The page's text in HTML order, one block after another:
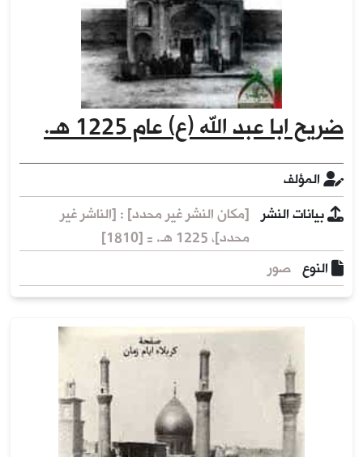
ضريح ابا عبد الله (ع) عام 1225 هـ.
المؤلف
بيانات النشر [مكان النشر غير محدد] : [الناشر غير
محدد]، 1225 هـ. = [1810]
النوع صور